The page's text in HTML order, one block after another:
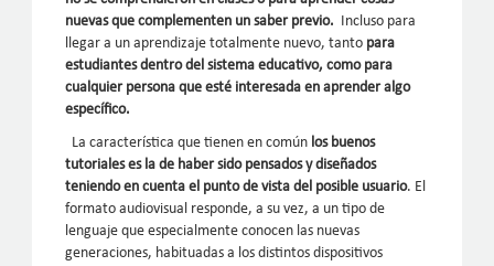
nuevas que complementen un saber previo. Incluso para
llegar a un aprendizaje totalmente nuevo, tanto para
estudiantes dentro del sistema educativo, como para
cualquier persona que esté interesada en aprender algo
específico.
La característica que tienen en común los buenos
tutoriales es la de haber sido pensados y diseñados
teniendo en cuenta el punto de vista del posible usuario. El
formato audiovisual responde, a su vez, a un tipo de
lenguaje que especialmente conocen las nuevas
generaciones, habituadas a los distintos dispositivos